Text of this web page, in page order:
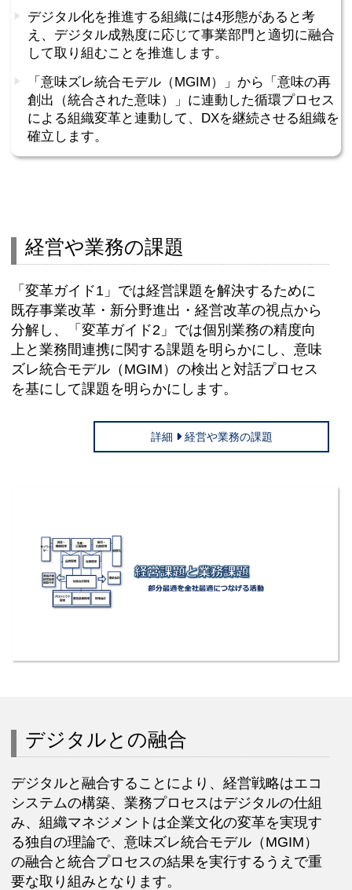
デジタル化を推進する組織には4形態があると考
え、デジタル成熟度に応じて事業部門と適切に融合
して取り組むことを推進します。
「意味ズレ統合モデル（MGIM）」から「意味の再
創出（統合された意味）」に連動した循環プロセス
による組織変革と連動して、DXを継続させる組織を
確立します。
経営や業務の課題
「変革ガイド1」では経営課題を解決するために
既存事業改革・新分野進出・経営改革の視点から
分解し、「変革ガイド2」では個別業務の精度向
上と業務間連携に関する課題を明らかにし、意味
ズレ統合モデル（MGIM）の検出と対話プロセス
を基にして課題を明らかにします。
詳細 経営や業務の課題
デジタルとの融合
デジタルと融合することにより、経営戦略はエコ
システムの構築、業務プロセスはデジタルの仕組
み、組織マネジメントは企業文化の変革を実現す
る独自の理論で、意味ズレ統合モデル（MGIM）
の融合と統合プロセスの結果を実行するうえで重
要な取り組みとなります。